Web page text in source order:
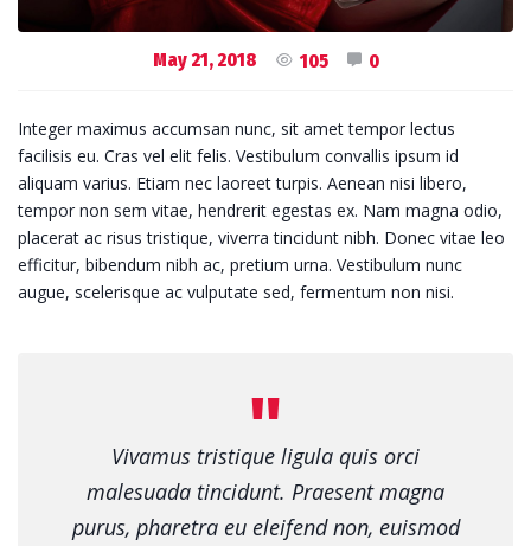
May 21, 2018 105 0
Integer maximus accumsan nunc, sit amet tempor lectus
facilisis eu. Cras vel elit felis. Vestibulum convallis ipsum id
aliquam varius. Etiam nec laoreet turpis. Aenean nisi libero,
tempor non sem vitae, hendrerit egestas ex. Nam magna odio,
placerat ac risus tristique, viverra tincidunt nibh. Donec vitae leo
efficitur, bibendum nibh ac, pretium urna. Vestibulum nunc
augue, scelerisque ac vulputate sed, fermentum non nisi.
Vivamus tristique ligula quis orci
malesuada tincidunt. Praesent magna
purus, pharetra eu eleifend non, euismod